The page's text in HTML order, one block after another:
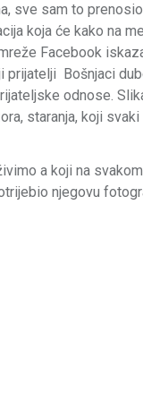
sve sam to
koja će kako na
Facebook
prijatelji Bošnjaci
odnose.
staranja, koji svaki
a koji na
njegovu